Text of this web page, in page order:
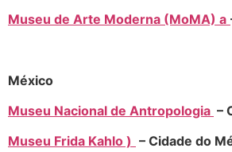
Museu de Arte Moderna (MoMA) a
México
Museu Nacional de Antropologia –
Museu Frida Kahlo ) – Cidade do